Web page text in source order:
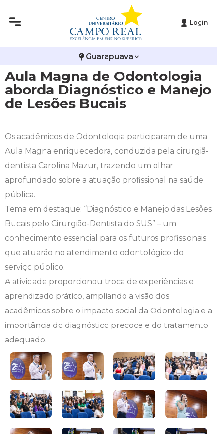
Login
Guarapuava
Aula Magna de Odontologia
aborda Diagnóstico e Manejo
de Lesões Bucais
Os acadêmicos de Odontologia participaram de uma
Aula Magna enriquecedora, conduzida pela cirurgiã-
dentista Carolina Mazur, trazendo um olhar
aprofundado sobre a atuação profissional na saúde
pública.
Tema em destaque: “Diagnóstico e Manejo das Lesões
Bucais pelo Cirurgião-Dentista do SUS” – um
conhecimento essencial para os futuros profissionais
que atuarão no atendimento odontológico do
serviço público.
A atividade proporcionou troca de experiências e
aprendizado prático, ampliando a visão dos
acadêmicos sobre o impacto social da Odontologia e a
importância do diagnóstico precoce e do tratamento
adequado.
Infraestrutura
Editais
Publicações Institucionais
Arquitetura e Urbanismo
Biomedicina
Ciências Contábeis
Direito
Enfermagem
Engenharia Agronômica
Engenharia Civil
Engenharia de Software
Engenharia Mecânica
Farmácia
Medicina
Medicina Veterinária
Nutrição
Odontologia
Vestibular de Inverno
Vestibular de Medicina
2ª Via de Boleto
Atestado de Matrícula
Atividades Complementares e Sociais
Biblioteca
Calendário Acadêmico
Calendário de Provas
Carteirinha de Estudante
Central de Estágios - TCC
Ensalamento
Manual do Acadêmico
Manual de Formatura
Minha Biblioteca
Núcleo de Apoio Psicopedagógico
Ouvidoria
Plano de Ensino
Avalie a Campo Real
Bolsas e Incentivos
CPA
COLAP
Comissão de Ética no Uso de Animais
Comitê de Ética em Pesquisa
Diploma Digital
Educação em Direitos Humanos
Editais
Infocampo
Intercampo
NAPP e NAPC
Portal do Egresso
Portal do RH
Programa de Monitoria